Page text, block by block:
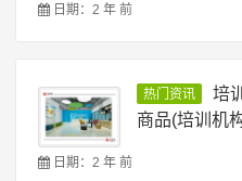
日期：2 年 前
热门资讯
培
商品(培训机
日期：2 年 前